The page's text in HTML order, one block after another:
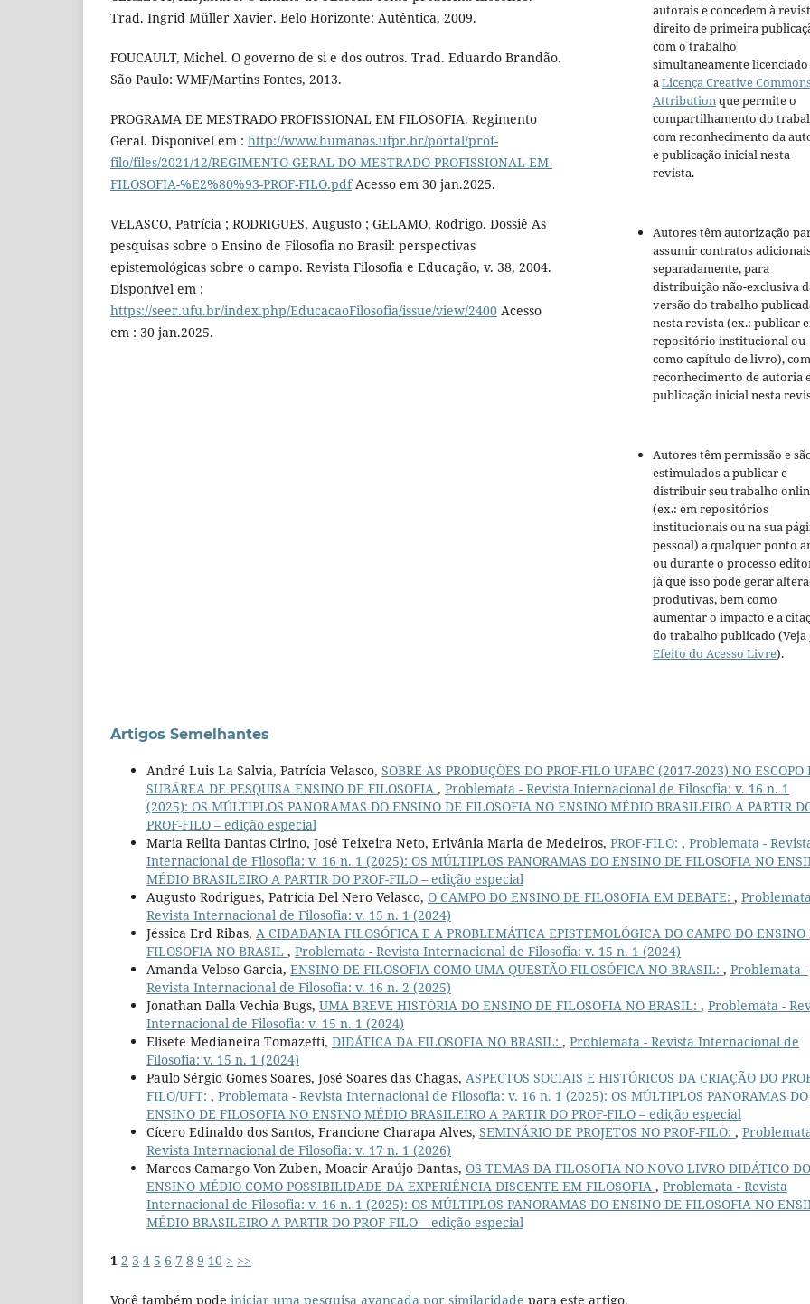
Trad. Ingrid Müller Xavier. Belo Horizonte: Autêntica, 2009.
FOUCAULT, Michel. O governo de si e dos outros. Trad. Eduardo Brandão.
São Paulo: WMF/Martins Fontes, 2013.
PROGRAMA DE MESTRADO PROFISSIONAL EM FILOSOFIA. Regimento
Geral. Disponível em : http://www.humanas.ufpr.br/portal/prof-
filo/files/2021/12/REGIMENTO-GERAL-DO-MESTRADO-PROFISSIONAL-EM-
FILOSOFIA-%E2%80%93-PROF-FILO.pdfAcesso em 30 jan.2025.
VELASCO, Patrícia ; RODRIGUES, Augusto ; GELAMO, Rodrigo. Dossiê As
pesquisas sobre o Ensino de Filosofia no Brasil: perspectivas
epistemológicas sobre o campo. Revista Filosofia e Educação, v. 38, 2004.
Disponível em :
https://seer.ufu.br/index.php/EducacaoFilosofia/issue/view/2400 Acesso
em : 30 jan.2025.
autorais e concedem à
direito de primeira
com o trabalho
simultaneamente
aLicença Creative
Attributionque permite o
compartilhamento do
com reconhecimento da
e publicação inicial nesta
revista.
Autores têm autorização
assumir contratos
separadamente, para
distribuição não-exclusiva
versão do trabalho
nesta revista (ex.: publicar
repositório institucional ou
como capítulo de livro), com
reconhecimento de autoria
publicação inicial nesta
Autores têm permissão e
estimulados a publicar e
distribuir seu trabalho
(ex.: em repositórios
institucionais ou na sua
pessoal) a qualquer ponto
ou durante o processo
já que isso pode gerar
produtivas, bem como
aumentar o impacto e a
do trabalho publicado (Veja
Efeito do Acesso Livre).
Artigos Semelhantes
André Luis La Salvia, Patrícia Velasco, SOBRE AS PRODUÇÕES DO PROF-FILO UFABC (2017-2023) NO ESCOPO
SUBÁREA DE PESQUISA ENSINO DE FILOSOFIA , Problemata - Revista Internacional de Filosofia: v. 16 n. 1
(2025): OS MÚLTIPLOS PANORAMAS DO ENSINO DE FILOSOFIA NO ENSINO MÉDIO BRASILEIRO A PARTIR
PROF-FILO – edição especial
Maria Reilta Dantas Cirino, José Teixeira Neto, Erivânia Maria de Medeiros, PROF-FILO: , Problemata -
Internacional de Filosofia: v. 16 n. 1 (2025): OS MÚLTIPLOS PANORAMAS DO ENSINO DE FILOSOFIA NO
MÉDIO BRASILEIRO A PARTIR DO PROF-FILO – edição especial
Augusto Rodrigues, Patrícia Del Nero Velasco, O CAMPO DO ENSINO DE FILOSOFIA EM DEBATE: ,
Revista Internacional de Filosofia: v. 15 n. 1 (2024)
Jéssica Erd Ribas, A CIDADANIA FILOSÓFICA E A PROBLEMÁTICA EPISTEMOLÓGICA DO CAMPO DO ENSINO
FILOSOFIA NO BRASIL , Problemata - Revista Internacional de Filosofia: v. 15 n. 1 (2024)
Amanda Veloso Garcia, ENSINO DE FILOSOFIA COMO UMA QUESTÃO FILOSÓFICA NO BRASIL: , Problemata -
Revista Internacional de Filosofia: v. 16 n. 2 (2025)
Jonathan Dalla Vechia Bugs, UMA BREVE HISTÓRIA DO ENSINO DE FILOSOFIA NO BRASIL: , Problemata -
Internacional de Filosofia: v. 15 n. 1 (2024)
Elisete Medianeira Tomazetti, DIDÁTICA DA FILOSOFIA NO BRASIL: , Problemata - Revista Internacional de
Filosofia: v. 15 n. 1 (2024)
Paulo Sérgio Gomes Soares, José Soares das Chagas, ASPECTOS SOCIAIS E HISTÓRICOS DA CRIAÇÃO DO
FILO/UFT: , Problemata - Revista Internacional de Filosofia: v. 16 n. 1 (2025): OS MÚLTIPLOS PANORAMAS DO
ENSINO DE FILOSOFIA NO ENSINO MÉDIO BRASILEIRO A PARTIR DO PROF-FILO – edição especial
Cícero Edinaldo dos Santos, Francione Charapa Alves, SEMINÁRIO DE PROJETOS NO PROF-FILO: ,
Revista Internacional de Filosofia: v. 17 n. 1 (2026)
Marcos Camargo Von Zuben, Moacir Araújo Dantas, OS TEMAS DA FILOSOFIA NO NOVO LIVRO DIDÁTICO DO
ENSINO MÉDIO COMO POSSIBILIDADE DA EXPERIÊNCIA DISCENTE EM FILOSOFIA , Problemata - Revista
Internacional de Filosofia: v. 16 n. 1 (2025): OS MÚLTIPLOS PANORAMAS DO ENSINO DE FILOSOFIA NO
MÉDIO BRASILEIRO A PARTIR DO PROF-FILO – edição especial
1 2 3 4 5 6 7 8 9 10 > >>
Você também pode iniciar uma pesquisa avançada por similaridade para este artigo.